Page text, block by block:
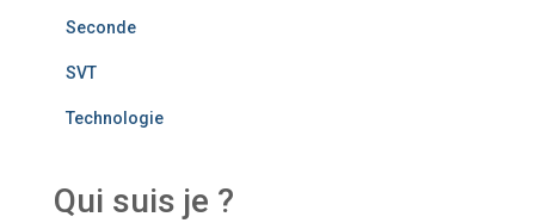
Seconde
SVT
Technologie
Qui suis je ?